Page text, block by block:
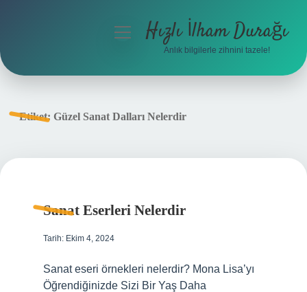
menüyüHızlı İlham Durağı
Anlık bilgilerle zihnini tazele!
Etiket: Güzel Sanat Dalları Nelerdir
Sanat Eserleri Nelerdir
Tarih: Ekim 4, 2024
Sanat eseri örnekleri nelerdir? Mona Lisa’yı
Öğrendiğinizde Sizi Bir Yaş Daha